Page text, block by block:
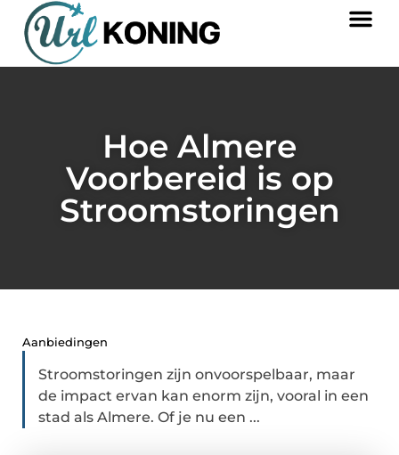
Hoe Almere
Voorbereid is op
Stroomstoringen
Aanbiedingen
Stroomstoringen zijn onvoorspelbaar, maar
de impact ervan kan enorm zijn, vooral in een
stad als Almere. Of je nu een ...